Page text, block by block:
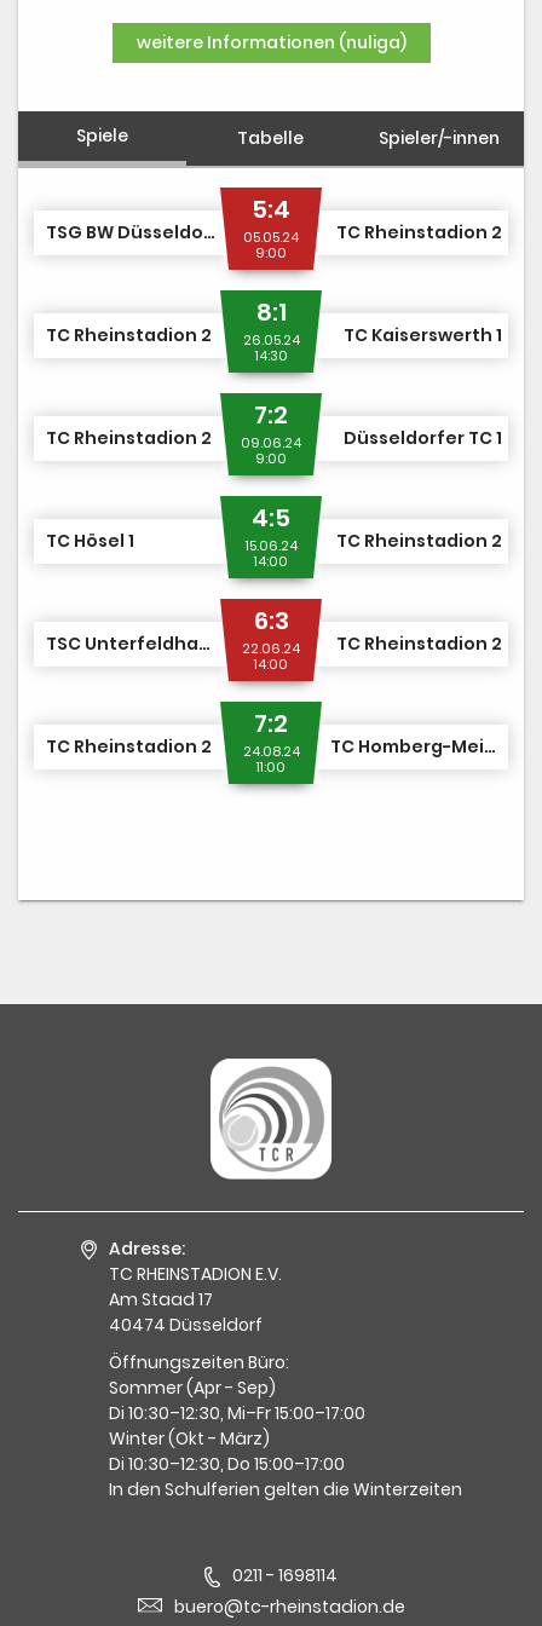
weitere Informationen (nuliga)
Spiele Tabelle Spieler/-innen
TSG BW Düsseldorf 1
5:4
05.05.24
9:00
TC Rheinstadion 2
TC Rheinstadion 2
8:1
26.05.24
14:30
TC Kaiserswerth 1
TC Rheinstadion 2
7:2
09.06.24
9:00
Düsseldorfer TC 1
TC Hösel 1
4:5
15.06.24
14:00
TC Rheinstadion 2
TSC Unterfeldhaus 1
6:3
22.06.24
14:00
TC Rheinstadion 2
TC Rheinstadion 2
7:2
24.08.24
11:00
TC Homberg-Meiersberg 1
Adresse:
TC RHEINSTADION E.V.
Am Staad 17
40474 Düsseldorf
Öffnungszeiten Büro:
Sommer (Apr - Sep)
Di 10:30–12:30, Mi–Fr 15:00–17:00
Winter (Okt - März)
Di 10:30–12:30, Do 15:00–17:00
In den Schulferien gelten die Winterzeiten
0211 - 1698114
buero@tc-rheinstadion.de